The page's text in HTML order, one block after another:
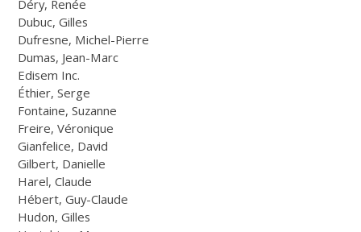
Déry, Renée
Dubuc, Gilles
Dufresne, Michel-Pierre
Dumas, Jean-Marc
Edisem Inc.
Éthier, Serge
Fontaine, Suzanne
Freire, Véronique
Gianfelice, David
Gilbert, Danielle
Harel, Claude
Hébert, Guy-Claude
Hudon, Gilles